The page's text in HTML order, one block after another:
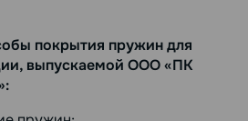
покрытия пружин для
выпускаемой ООО «ПК